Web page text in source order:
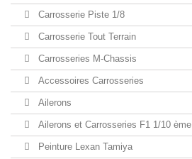
Carrosserie Piste 1/8
Carrosserie Tout Terrain
Carrosseries M-Chassis
Accessoires Carrosseries
Ailerons
Ailerons et Carrosseries F1 1/10 ème
Peinture Lexan Tamiya